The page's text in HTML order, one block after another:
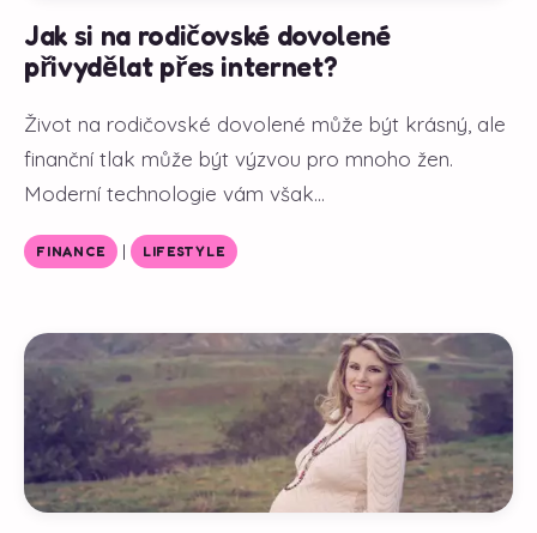
Jak si na rodičovské dovolené
přivydělat přes internet?
Život na rodičovské dovolené může být krásný, ale
finanční tlak může být výzvou pro mnoho žen.
Moderní technologie vám však...
FINANCE | LIFESTYLE